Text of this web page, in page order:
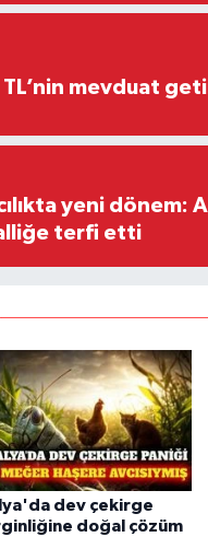
mevduat
yeni dönem:
terfi etti
dev çekirge
doğal çözüm